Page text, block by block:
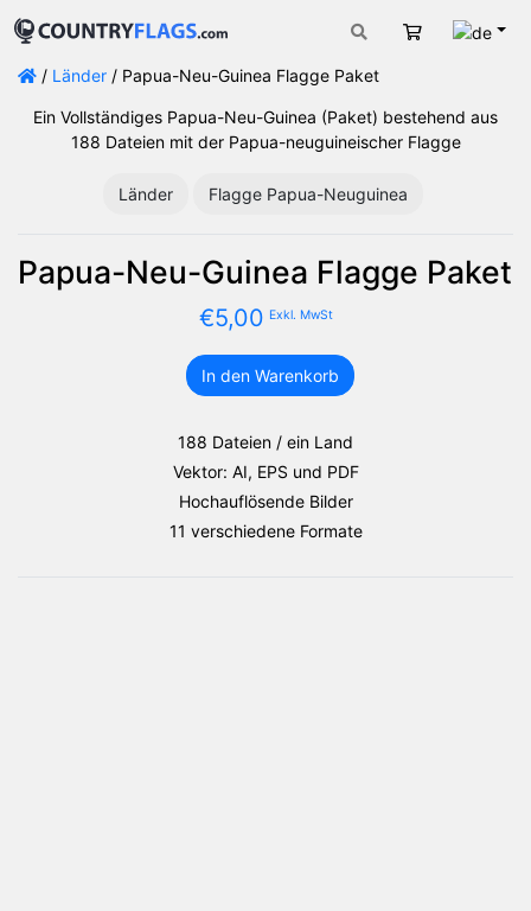
Warenkorb
/ Länder / Papua-Neu-Guinea Flagge Paket
Ein Vollständiges Papua-Neu-Guinea (Paket) bestehend aus
188 Dateien mit der Papua-neuguineischer Flagge
Länder Flagge Papua-Neuguinea
Papua-Neu-Guinea Flagge Paket
€5,00 Exkl. MwSt
Papua-
Guinea
Flagge
Paket
Menge
In den Warenkorb
188 Dateien / ein Land
Vektor: AI, EPS und PDF
Hochauflösende Bilder
11 verschiedene Formate